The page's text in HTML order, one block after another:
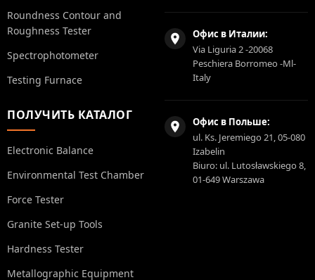
Roundness Contour and
Roughness Tester
Spectrophotometer
Testing Furnace
ПОЛУЧИТЬ КАТАЛОГ
Electronic Balance
Environmental Test Chamber
Force Tester
Granite Set-up Tools
Hardness Tester
Metallographic Equipment
Офис в Италии:
Via Liguria 2 -20068
Peschiera Borromeo -Ml-
Italy
Офис в Польше:
ul. Ks. Jeremiego 21, 05-080
Izabelin
Biuro: ul. Lutosławskiego 8,
01-649 Warszawa